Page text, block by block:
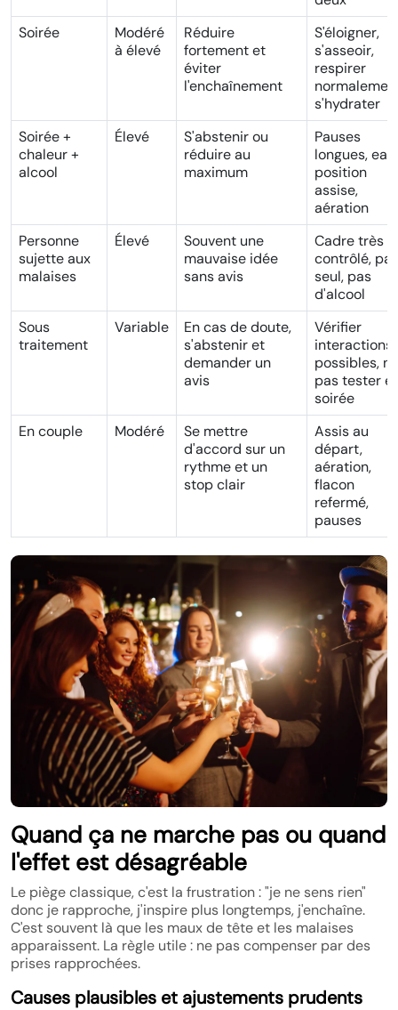
Soirée
Modéré
à élevé
Réduire
fortement et
éviter
l'enchaînement
S'éloigner,
s'asseoir,
respirer
s'hydrater
Soirée +
chaleur +
alcool
Élevé
S'abstenir ou
réduire au
maximum
Pauses
longues, eau,
position
assise,
aération
Personne
sujette aux
malaises
Élevé
Souvent une
mauvaise idée
sans avis
Cadre très
contrôlé, pas
seul, pas
d'alcool
Sous
traitement
Variable
En cas de doute,
s'abstenir et
demander un
avis
Vérifier
interactions
possibles, ne
pas tester
soirée
En couple
Modéré
Se mettre
d'accord sur un
rythme et un
stop clair
Assis au
départ,
aération,
flacon
refermé,
pauses
Quand ça ne marche pas ou quand
l'effet est désagréable
Le piège classique, c'est la frustration : "je ne sens rien"
donc je rapproche, j'inspire plus longtemps, j'enchaîne.
C'est souvent là que les maux de tête et les malaises
apparaissent. La règle utile : ne pas compenser par des
prises rapprochées.
Causes plausibles et ajustements prudents